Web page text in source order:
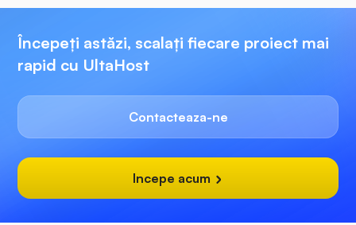
Începeți astăzi, scalați fiecare proiect mai
rapid cu UltaHost
Contacteaza-ne
Incepe acum